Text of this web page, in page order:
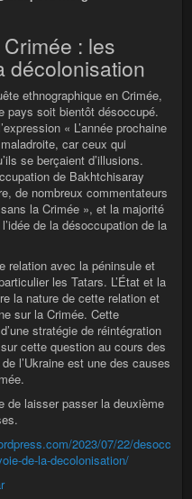
: les
décolonisation
ethnographique en Crimée,
pays soit bientôt désoccupé.
« L’année prochaine
car ceux qui
se berçaient d’illusions.
de Bakhtchisaray
de nombreux commentateurs
la Crimée », et la majorité
de la désoccupation de la
relation avec la péninsule et
les Tatars. L’État et la
la nature de cette relation et
sur la Crimée. Cette
stratégie de réintégration
cette question au cours des
l’Ukraine est une des causes
de laisser passer la deuxième
2023/07/22/desocc
de-la-decolonisation/